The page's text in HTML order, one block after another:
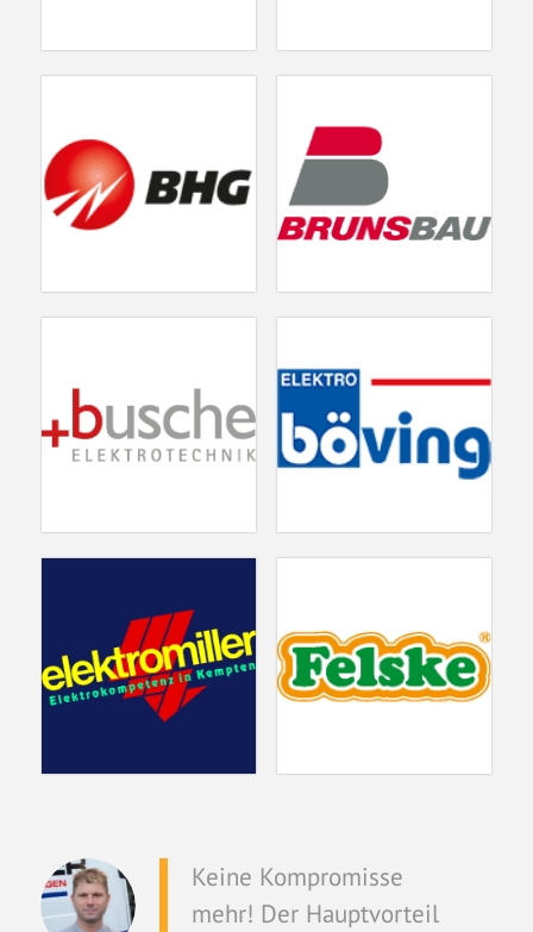
Keine Kompromisse
mehr! Der Hauptvorteil